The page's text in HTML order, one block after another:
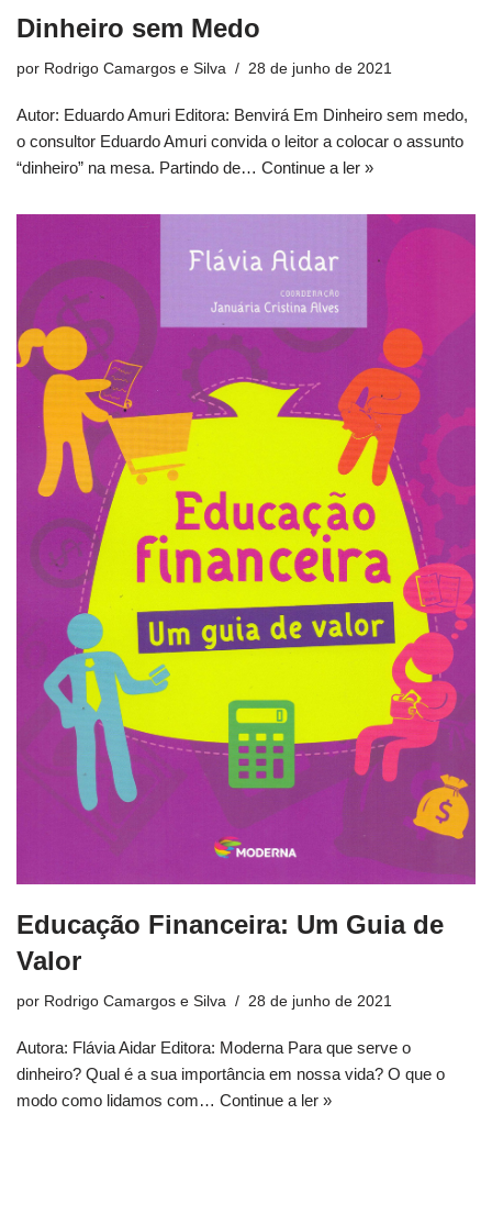
Dinheiro sem Medo
por Rodrigo Camargos e Silva 28 de junho de 2021
Autor: Eduardo Amuri Editora: Benvirá Em Dinheiro sem medo,
o consultor Eduardo Amuri convida o leitor a colocar o assunto
“dinheiro” na mesa. Partindo de… Continue a ler »
Educação Financeira: Um Guia de
Valor
por Rodrigo Camargos e Silva 28 de junho de 2021
Autora: Flávia Aidar Editora: Moderna Para que serve o
dinheiro? Qual é a sua importância em nossa vida? O que o
modo como lidamos com… Continue a ler »